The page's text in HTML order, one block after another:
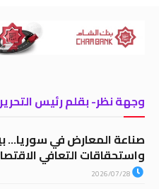
وجهة نظر- بقلم رئيس التحرير
صناعة المعارض في سوريا…
واستحقاقات التعافي